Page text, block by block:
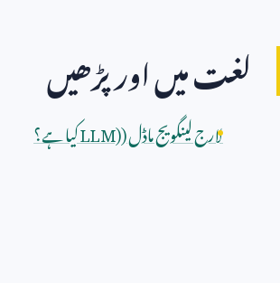
لغت میں اور پڑھیں
لارج لینگویج ماڈل (LLM)کیا ہے؟